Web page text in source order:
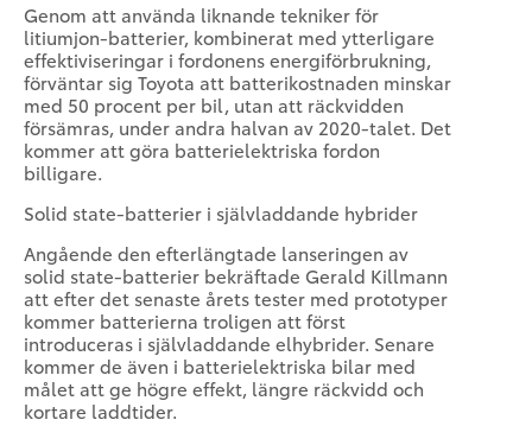
Genom att använda liknande tekniker för
litiumjon-batterier, kombinerat med ytterligare
effektiviseringar i fordonens energiförbrukning,
förväntar sig Toyota att batterikostnaden minskar
med 50 procent per bil, utan att räckvidden
försämras, under andra halvan av 2020-talet. Det
kommer att göra batterielektriska fordon
billigare.
Solid state-batterier i självladdande hybrider
Angående den efterlängtade lanseringen av
solid state-batterier bekräftade Gerald Killmann
att efter det senaste årets tester med prototyper
kommer batterierna troligen att först
introduceras i självladdande elhybrider. Senare
kommer de även i batterielektriska bilar med
målet att ge högre effekt, längre räckvidd och
kortare laddtider.